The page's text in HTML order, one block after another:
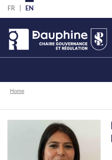
Skip
to
main
content
FR EN
Breadcrumb
Home